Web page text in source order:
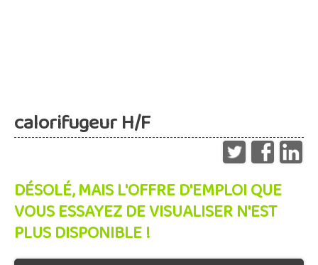
calorifugeur H/F
DÉSOLÉ, MAIS L'OFFRE D'EMPLOI QUE
VOUS ESSAYEZ DE VISUALISER N'EST
PLUS DISPONIBLE !